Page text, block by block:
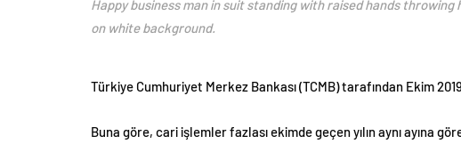
Happy business man in suit standing with raised hands
on white background.
Türkiye Cumhuriyet Merkez Bankası (TCMB) tarafından Ekim
Buna göre, cari işlemler fazlası ekimde geçen yılın aynı ayına